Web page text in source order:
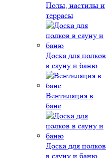
Полы, настилы и
террасы
Доска для полков
в сауну и баню
Вентиляция в
бане
Доска для полков
в сауну и баню